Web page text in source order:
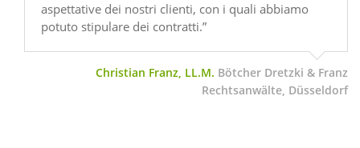
aspettative dei nostri clienti, con i quali abbiamo
potuto stipulare dei contratti.”
Christian Franz, LL.M. Bötcher Dretzki & Franz
Rechtsanwälte, Düsseldorf